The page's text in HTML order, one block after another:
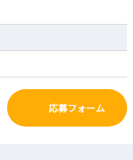
応募フォーム